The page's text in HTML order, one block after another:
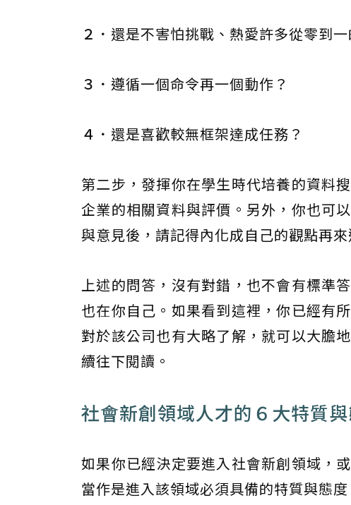
２． 還是不害怕挑戰、熱愛許多從零到一
３． 遵循一個命令再一個動作？
４． 還是喜歡較無框架達成任務？
第二步，發揮你在學生時代培養的資料
企業的相關資料與評價。另外，你也可
與意見後，請記得內化成自己的觀點再來
上述的問答，沒有對錯，也不會有標準
也在你自己。如果看到這裡，你已經有
對於該公司也有大略了解，就可以大膽
續往下閱讀。
社會新創領域人才的６大特質
如果你已經決定要進入社會新創領域，
當作是進入該領域必須具備的特質與態